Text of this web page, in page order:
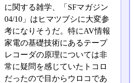
に関する雑学、「SFマガジン
04/10」はヒマツブシに大変参
考になりそうだ。特にAV情報
家電の基礎技術にあるテープ
レコーダの原理については非
常に疑問を感じていたトコロ
だったので目からウロコであ